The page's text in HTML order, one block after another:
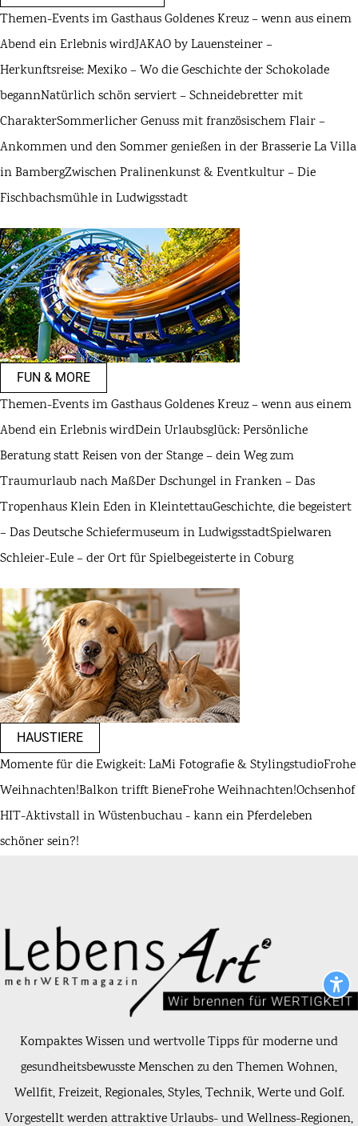
Themen-Events im Gasthaus Goldenes Kreuz – wenn aus einem
Abend ein Erlebnis wirdJAKAO by Lauensteiner –
Herkunftsreise: Mexiko – Wo die Geschichte der Schokolade
begannNatürlich schön serviert – Schneidebretter mit
CharakterSommerlicher Genuss mit französischem Flair –
Ankommen und den Sommer genießen in der Brasserie La Villa
in BambergZwischen Pralinenkunst & Eventkultur – Die
Fischbachsmühle in Ludwigsstadt
FUN & MORE
Themen-Events im Gasthaus Goldenes Kreuz – wenn aus einem
Abend ein Erlebnis wirdDein Urlaubsglück: Persönliche
Beratung statt Reisen von der Stange – dein Weg zum
Traumurlaub nach MaßDer Dschungel in Franken – Das
Tropenhaus Klein Eden in KleintettauGeschichte, die begeistert
– Das Deutsche Schiefermuseum in LudwigsstadtSpielwaren
Schleier-Eule – der Ort für Spielbegeisterte in Coburg
HAUSTIERE
Momente für die Ewigkeit: LaMi Fotografie & StylingstudioFrohe
Weihnachten!Balkon trifft BieneFrohe Weihnachten!Ochsenhof
HIT-Aktivstall in Wüstenbuchau - kann ein Pferdeleben
schöner sein?!
Kompaktes Wissen und wertvolle Tipps für moderne und
gesundheitsbewusste Menschen zu den Themen Wohnen,
Wellfit, Freizeit, Regionales, Styles, Technik, Werte und Golf.
Vorgestellt werden attraktive Urlaubs- und Wellness-Regionen,